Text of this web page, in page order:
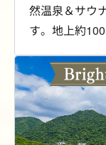
然温泉＆サウ
す。地上約
兼ね備えた、
い。Bright 60
します。